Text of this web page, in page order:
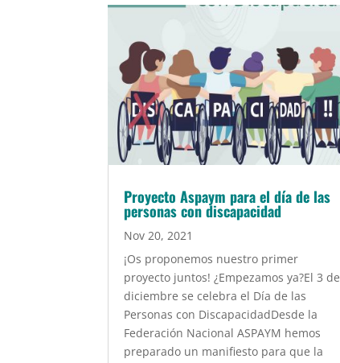
Proyecto Aspaym para el día de las
personas con discapacidad
Nov 20, 2021
¡Os proponemos nuestro primer
proyecto juntos! ¿Empezamos ya?El 3 de
diciembre se celebra el Día de las
Personas con DiscapacidadDesde la
Federación Nacional ASPAYM hemos
preparado un manifiesto para que la